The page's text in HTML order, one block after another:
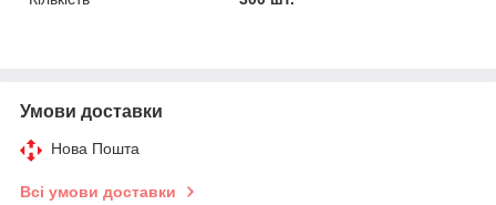
Умови доставки
Нова Пошта
Всі умови доставки